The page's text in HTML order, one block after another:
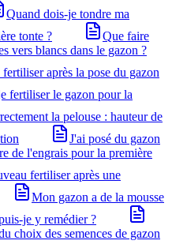
Quand dois-je tondre ma
tonte ?
Que faire
vers blancs dans le gazon ?
après la pose du gazon
fertiliser le gazon pour la
la pelouse : hauteur de
J'ai posé du gazon
de l'engrais pour la première
fertiliser après une
Mon gazon a de la mousse
je y remédier ?
choix des semences de gazon